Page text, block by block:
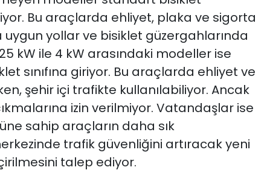
Bu araçlarda ehliyet, plaka ve sigorta
uygun yollar ve bisiklet güzergahlarında
kW ile 4 kW arasındaki modeller ise
sınıfına giriyor. Bu araçlarda ehliyet ve
şehir içi trafikte kullanılabiliyor. Ancak
izin verilmiyor. Vatandaşlar ise
sahip araçların daha sık
trafik güvenliğini artıracak yeni
talep ediyor.